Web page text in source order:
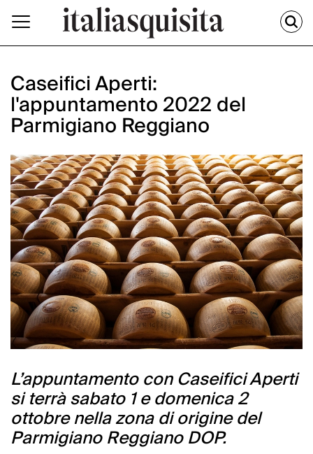
Caseifici Aperti:
l'appuntamento 2022 del
Parmigiano Reggiano
L’appuntamento con Caseifici Aperti
si terrà sabato 1 e domenica 2
ottobre nella zona di origine del
Parmigiano Reggiano DOP.